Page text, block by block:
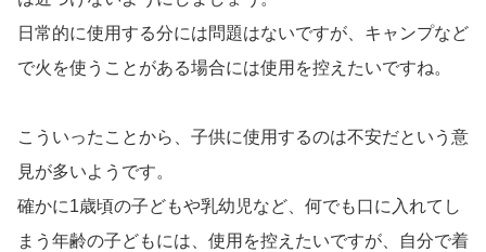
日常的に使用する分には問題はないですが、キャンプなど
で火を使うことがある場合には使用を控えたいですね。
こういったことから、子供に使用するのは不安だという意
見が多いようです。
確かに1歳頃の子どもや乳幼児など、何でも口に入れてし
まう年齢の子どもには、使用を控えたいですが、自分で着